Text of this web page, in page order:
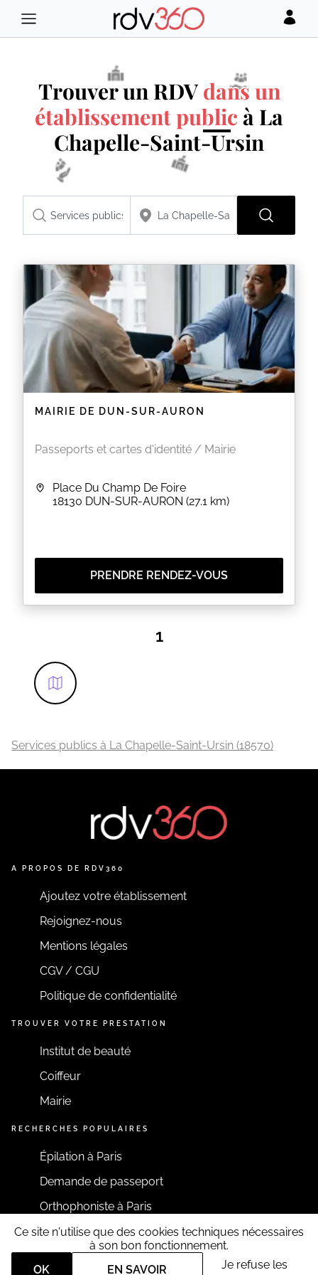
Trouver un RDVdans un
établissement public à La
Chapelle-Saint-Ursin
MAIRIE DE DUN-SUR-AURON
Passeports et cartes d'identité / Mairie
Place Du Champ De Foire
18130 DUN-SUR-AURON (27.1 km)
PRENDRE RENDEZ-VOUS
1
Services publics à La Chapelle-Saint-Ursin (18570)
A PROPOS DE RDV360
Ajoutez votre établissement
Rejoignez-nous
Mentions légales
CGV / CGU
Politique de confidentialité
TROUVER VOTRE PRESTATION
Institut de beauté
Coiffeur
Mairie
RECHERCHES POPULAIRES
Épilation à Paris
Demande de passeport
Orthophoniste à Paris
RESTONS CONNECTÉS
Ce site n'utilise que des cookies techniques nécessaires
à son bon fonctionnement.
OK
EN SAVOIR Je refuse les